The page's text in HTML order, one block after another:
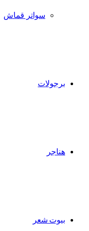
سواتر قماش
برجولات
هناجر
بيوت شعر